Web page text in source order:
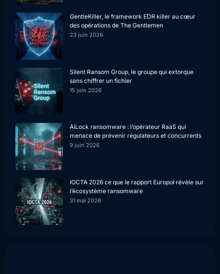
GentleKiller, le framework EDR killer au cœur
des opérations de The Gentlemen
23 juin 2026
Silent Ransom Group, le groupe qui extorque
sans chiffrer un fichier
15 juin 2026
AiLock ransomware : l’opérateur RaaS qui
menace de prévenir régulateurs et concurrents
9 juin 2026
IOCTA 2026 ce que le rapport Europol révèle sur
l’écosystème ransomware
31 mai 2026